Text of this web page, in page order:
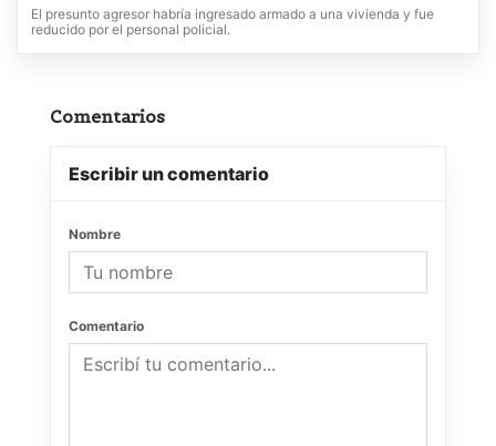
El presunto agresor habría ingresado armado a una vivienda y fue
reducido por el personal policial.
Comentarios
Escribir un comentario
Nombre
Comentario